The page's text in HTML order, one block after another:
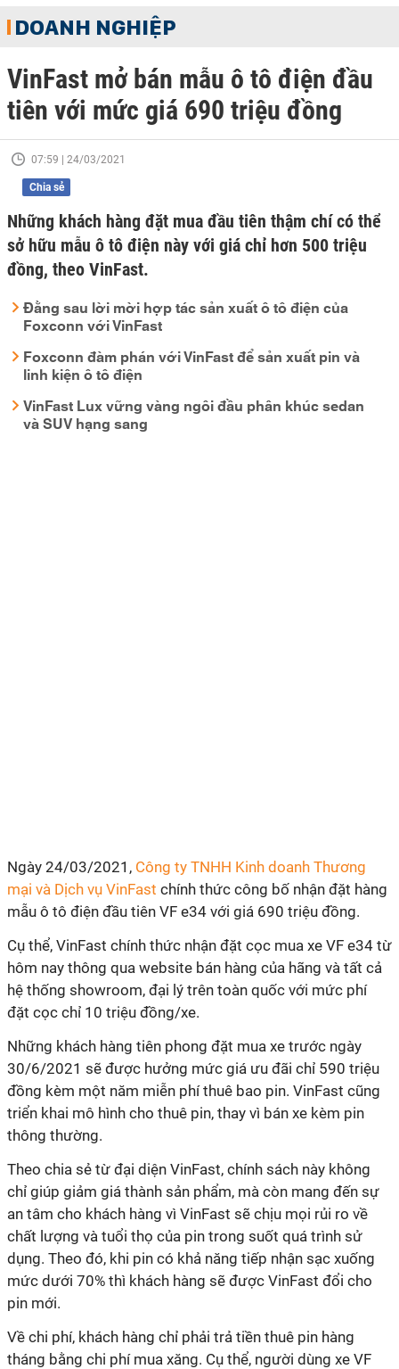
DOANH NGHIỆP
VinFast mở bán mẫu ô tô điện đầu
tiên với mức giá 690 triệu đồng
07:59 | 24/03/2021
Chia sẻ
Những khách hàng đặt mua đầu tiên thậm chí có thể
sở hữu mẫu ô tô điện này với giá chỉ hơn 500 triệu
đồng, theo VinFast.
Đằng sau lời mời hợp tác sản xuất ô tô điện của
Foxconn với VinFast
Foxconn đàm phán với VinFast để sản xuất pin và
linh kiện ô tô điện
VinFast Lux vững vàng ngôi đầu phân khúc sedan
và SUV hạng sang
Ngày 24/03/2021, Công ty TNHH Kinh doanh Thương
mại và Dịch vụ VinFast chính thức công bố nhận đặt hàng
mẫu ô tô điện đầu tiên VF e34 với giá 690 triệu đồng.
Cụ thể, VinFast chính thức nhận đặt cọc mua xe VF e34 từ
hôm nay thông qua website bán hàng của hãng và tất cả
hệ thống showroom, đại lý trên toàn quốc với mức phí
đặt cọc chỉ 10 triệu đồng/xe.
Những khách hàng tiên phong đặt mua xe trước ngày
30/6/2021 sẽ được hưởng mức giá ưu đãi chỉ 590 triệu
đồng kèm một năm miễn phí thuê bao pin. VinFast cũng
triển khai mô hình cho thuê pin, thay vì bán xe kèm pin
thông thường.
Theo chia sẻ từ đại diện VinFast, chính sách này không
chỉ giúp giảm giá thành sản phẩm, mà còn mang đến sự
an tâm cho khách hàng vì VinFast sẽ chịu mọi rủi ro về
chất lượng và tuổi thọ của pin trong suốt quá trình sử
dụng. Theo đó, khi pin có khả năng tiếp nhận sạc xuống
mức dưới 70% thì khách hàng sẽ được VinFast đổi cho
pin mới.
Về chi phí, khách hàng chỉ phải trả tiền thuê pin hàng
tháng bằng chi phí mua xăng. Cụ thể, người dùng xe VF